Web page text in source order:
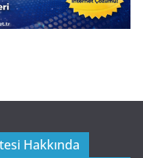
Hakkında